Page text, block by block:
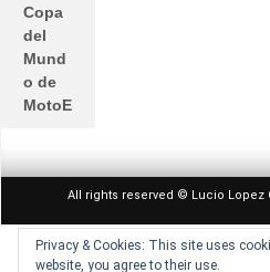
Privacy & Cookies: This site uses
website, you agree to their use.
Copa
del
Mund
o de
MotoE
All rights reserved © Lucio Lopez